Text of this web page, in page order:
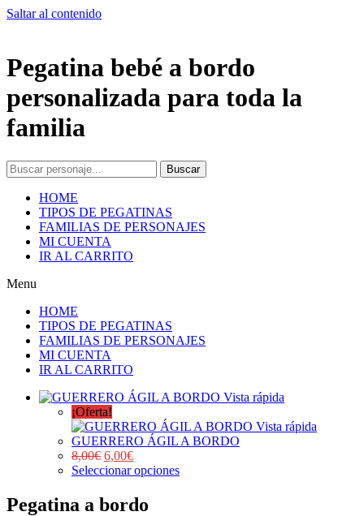
Saltar al contenido
Pegatina bebé a bordo
personalizada para toda la
familia
Buscar
HOME
TIPOS DE PEGATINAS
FAMILIAS DE PERSONAJES
MI CUENTA
IR AL CARRITO
Menu
HOME
TIPOS DE PEGATINAS
FAMILIAS DE PERSONAJES
MI CUENTA
IR AL CARRITO
Vista rápida
¡Oferta!
Vista rápida
GUERRERO ÁGIL A BORDO
8,00€ 6,00€
Seleccionar opciones
Pegatina a bordo